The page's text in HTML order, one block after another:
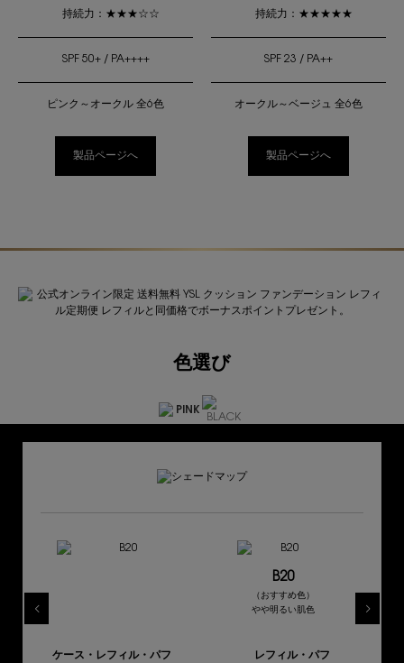
持続力： ★★★☆☆
SPF 50+ / PA++++
ピンク～オークル 全6色
製品ページへ
持続力： ★★★★★
SPF 23 / PA++
オークル～ベージュ 全6色
製品ページへ
色選び
B20
（おすすめ色）
やや明るい肌色
ケース・レフィル・パフ レフィル・パフ